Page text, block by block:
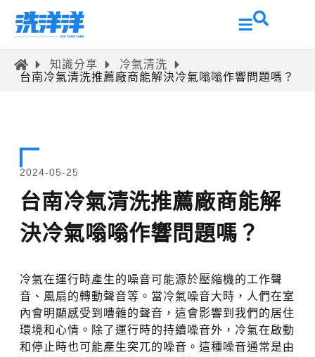
知識分享
冷氣清洗
台南冷氣清洗推薦廠商能解決冷氣嗡嗡作響問題嗎？
2024-05-25
台南冷氣清洗推薦廠商能解
決冷氣嗡嗡作響問題嗎？
冷氣在運行時產生的噪音可能源於壓縮機的工作聲
音、風扇的轉動聲音等。當冷氣噪音大時，人們在室
內會明顯感受到嘈雜的聲音，這會影響到我們的居住
環境和心情。除了運行時的持續噪音外，冷氣在啟動
和停止時也可能產生突兀的噪音。這種噪音通常是由